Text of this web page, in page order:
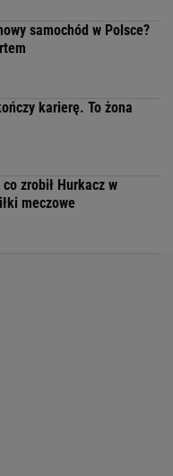
samochód w Polsce?
karierę. To żona
zrobił Hurkacz w
meczowe